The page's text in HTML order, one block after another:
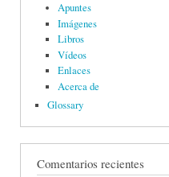
Apuntes
Imágenes
Libros
Vídeos
Enlaces
Acerca de
Glossary
Comentarios recientes